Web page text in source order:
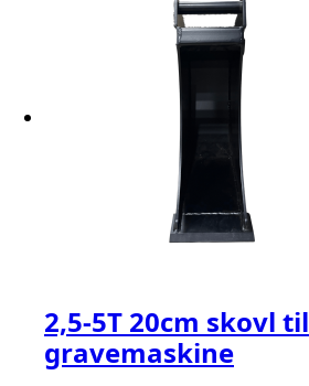
2,5-5T 20cm skovl til
gravemaskine